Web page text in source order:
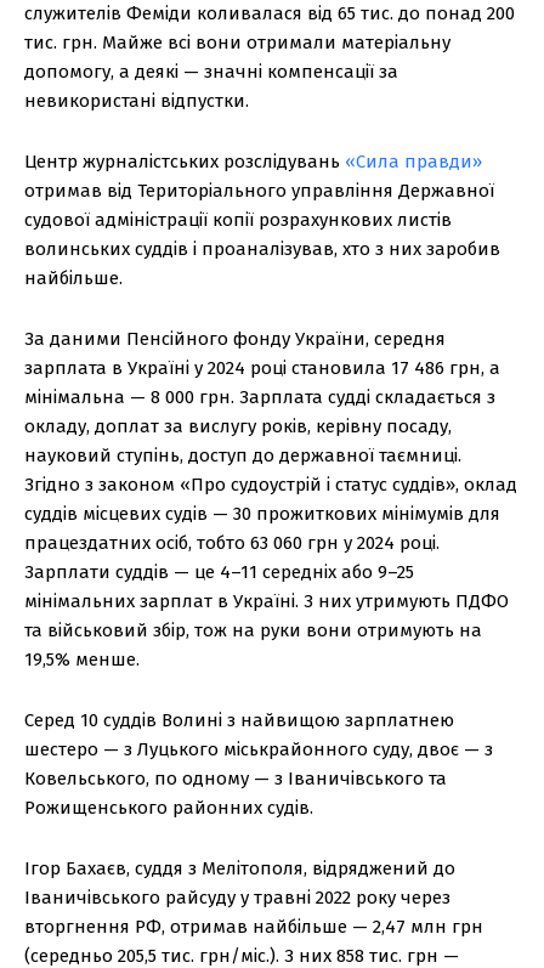
служителів Феміди коливалася від 65 тис. до понад 200
тис. грн. Майже всі вони отримали матеріальну
допомогу, а деякі — значні компенсації за
невикористані відпустки.
Центр журналістських розслідувань «Сила правди»
отримав від Територіального управління Державної
судової адміністрації копії розрахункових листів
волинських суддів і проаналізував, хто з них заробив
найбільше.
За даними Пенсійного фонду України, середня
зарплата в Україні у 2024 році становила 17 486 грн, а
мінімальна — 8 000 грн. Зарплата судді складається з
окладу, доплат за вислугу років, керівну посаду,
науковий ступінь, доступ до державної таємниці.
Згідно з законом «Про судоустрій і статус суддів», оклад
суддів місцевих судів — 30 прожиткових мінімумів для
працездатних осіб, тобто 63 060 грн у 2024 році.
Зарплати суддів — це 4–11 середніх або 9–25
мінімальних зарплат в Україні. З них утримують ПДФО
та військовий збір, тож на руки вони отримують на
19,5% менше.
Серед 10 суддів Волині з найвищою зарплатнею
шестеро — з Луцького міськрайонного суду, двоє — з
Ковельського, по одному — з Іваничівського та
Рожищенського районних судів.
Ігор Бахаєв, суддя з Мелітополя, відряджений до
Іваничівського райсуду у травні 2022 року через
вторгнення РФ, отримав найбільше — 2,47 млн грн
(середньо 205,5 тис. грн/міс.). З них 858 тис. грн —